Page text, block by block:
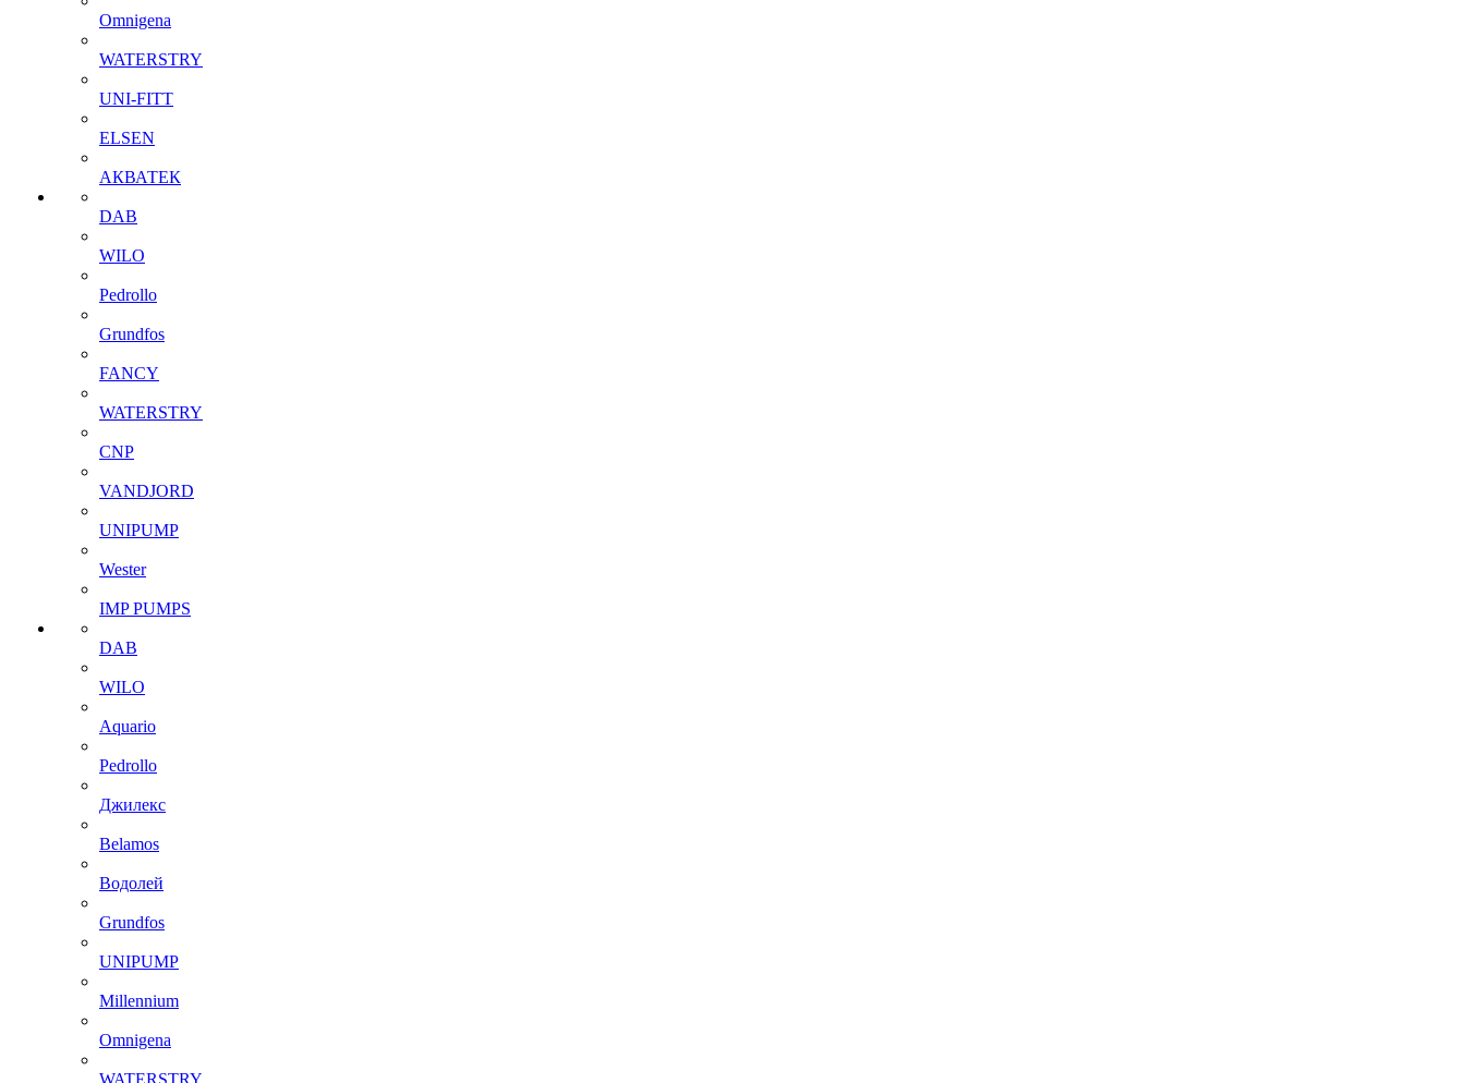
Omnigena
WATERSTRY
UNI-FITT
ELSEN
АКВАТЕК
DAB
WILO
Pedrollo
Grundfos
FANCY
WATERSTRY
CNP
VANDJORD
UNIPUMP
Wester
IMP PUMPS
DAB
WILO
Aquario
Pedrollo
Джилекс
Belamos
Водолей
Grundfos
UNIPUMP
Millennium
Omnigena
WATERSTRY